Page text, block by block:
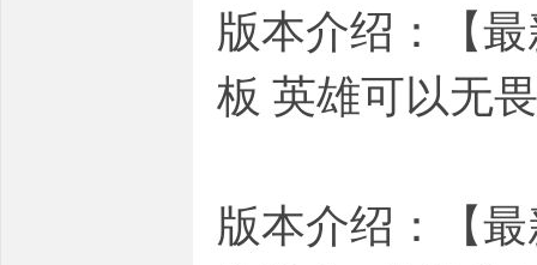
版本介绍：【
板 英雄可以无
版本介绍：【